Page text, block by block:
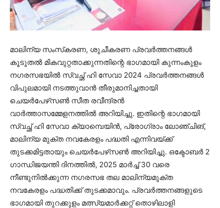
മാലിന്യ സംസ്‌കരണ, ശുചീകരണ പ്രവര്‍ത്തനങ്ങള്‍
കൂടുതല്‍ മികവുറ്റതാക്കുന്നതിന്റെ ഭാഗമായി കുന്നംകുളം
നഗരസഭയില്‍ സ്വച്ഛ് ഹി സേവാ 2024 പ്രവര്‍ത്തനങ്ങള്‍
വിപുലമായി നടത്തുവാന്‍ തീരുമാനിച്ചതായി
ചെയര്‍പേഴ്‌സണ്‍ സീത രവീന്ദ്രന്‍
വാര്‍ത്താസമ്മേളനത്തില്‍ അറിയിച്ചു. ഇതിന്റെ ഭാഗമായി
സ്വച്ഛ് ഹി സേവാ ക്യാമ്പെയിന്‍, പ്രോഗ്രാം ലോഞ്ചിങ്,
മാലിന്യ മുക്ത നവകേരളം പദ്ധതി എന്നിവയ്ക്ക്
തുടക്കമിട്ടതായും ചെയര്‍പേഴ്‌സണ്‍ അറിയിച്ചു. ഒക്ടോബര്‍ 2
ഗാന്ധിജയന്തി ദിനത്തില്‍, 2025 മാര്‍ച്ച് 30 വരെ
നീണ്ടുനില്‍ക്കുന്ന നഗരസഭ തല മാലിന്യമുക്ത
നവകേരളം പദ്ധതിക്ക് തുടക്കമാവും. പ്രവര്‍ത്തനങ്ങളുടെ
ഭാഗമായി തുറക്കുളം മത്സ്യമാര്‍ക്കറ്റ് തൊഴിലാളി